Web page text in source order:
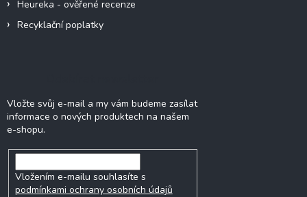
Heureka - ověřené recenze
Recyklační poplatky
Vložte svůj e-mail a my vám budeme zasílat
informace o nových produktech na našem
e-shopu.
Vložením e-mailu souhlasíte s
podmínkami ochrany osobních údajů